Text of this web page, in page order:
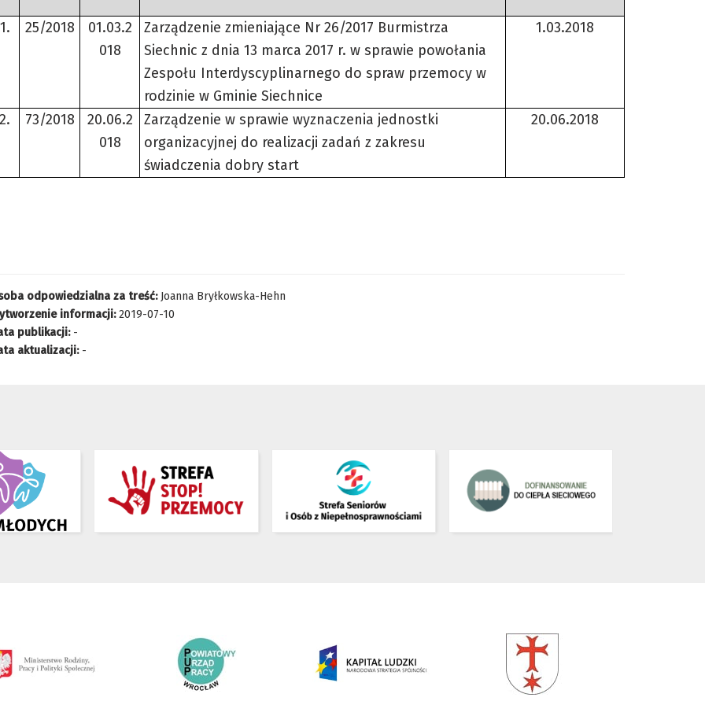
1. 25/2018
01.03.2
018
Zarządzenie zmieniające Nr 26/2017 Burmistrza
Siechnic z dnia 13 marca 2017 r. w sprawie powołania
Zespołu Interdyscyplinarnego do spraw przemocy w
rodzinie w Gminie Siechnice
1.03.2018
2. 73/2018
20.06.2
018
Zarządzenie w sprawie wyznaczenia jednostki
organizacyjnej do realizacji zadań z zakresu
świadczenia dobry start
20.06.2018
odpowiedzialna za treść:Joanna Bryłkowska-Hehn
informacji:2019-07-10
publikacji:-
aktualizacji:-